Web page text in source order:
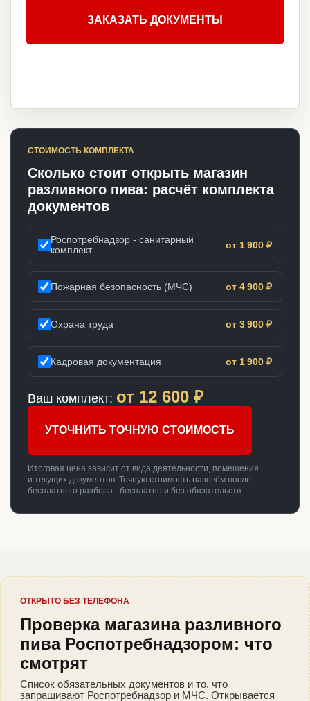
ЗАКАЗАТЬ ДОКУМЕНТЫ
СТОИМОСТЬ КОМПЛЕКТА
Сколько стоит открыть магазин
разливного пива: расчёт комплекта
документов
Роспотребнадзор - санитарный
комплект
от 1 900 ₽
Пожарная безопасность (МЧС) от 4 900 ₽
Охрана труда от 3 900 ₽
Кадровая документация от 1 900 ₽
Ваш комплект: от 12 600 ₽
УТОЧНИТЬ ТОЧНУЮ СТОИМОСТЬ
Итоговая цена зависит от вида деятельности, помещения
и текущих документов. Точную стоимость назовём после
бесплатного разбора - бесплатно и без обязательств.
ОТКРЫТО БЕЗ ТЕЛЕФОНА
Проверка магазина разливного
пива Роспотребнадзором: что
смотрят
Список обязательных документов и то, что
запрашивают Роспотребнадзор и МЧС. Открывается